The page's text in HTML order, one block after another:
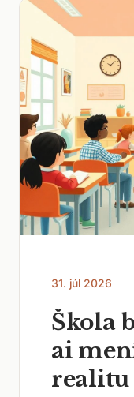
31. júl 2026
Škola
ai
realitu